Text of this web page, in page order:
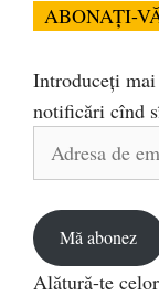
ABONAȚI-
Introduceți
notificări cînd
Mă abonez
Alătură-te